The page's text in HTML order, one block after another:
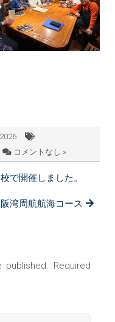
コメントなし »
開催しました。
湾周航航海コース
Required